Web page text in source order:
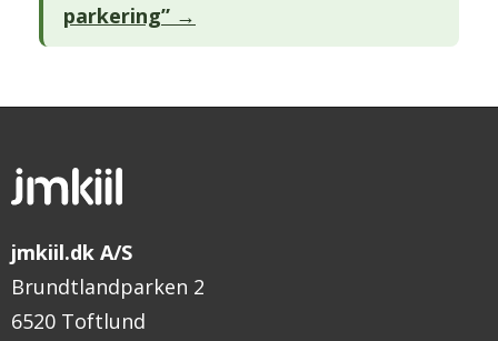
parkering” →
jmkiil.dk A/S
Brundtlandparken 2
6520 Toftlund